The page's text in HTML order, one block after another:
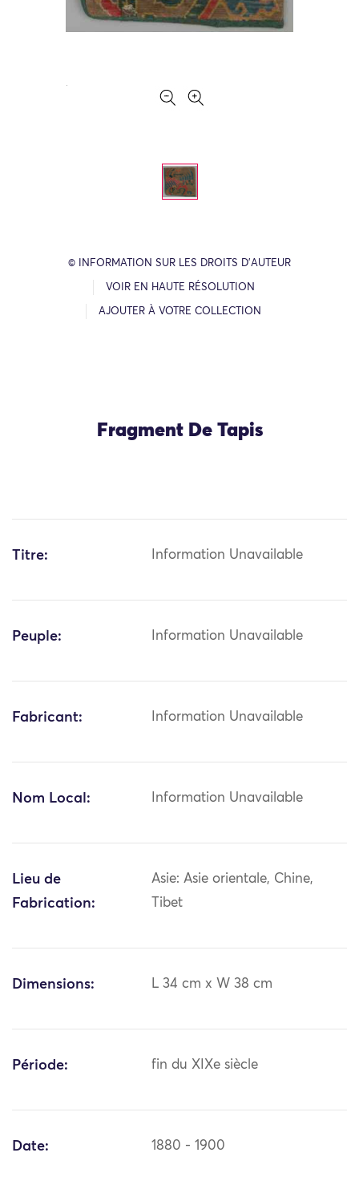
© INFORMATION SUR LES DROITS D’AUTEUR
VOIR EN HAUTE RÉSOLUTION
AJOUTER À VOTRE COLLECTION
Fragment De Tapis
Titre: Information Unavailable
Peuple: Information Unavailable
Fabricant: Information Unavailable
Nom Local: Information Unavailable
Lieu de
Fabrication:
Asie: Asie orientale, Chine,
Tibet
Dimensions: L 34 cm x W 38 cm
Période: fin du XIXe siècle
Date: 1880 - 1900